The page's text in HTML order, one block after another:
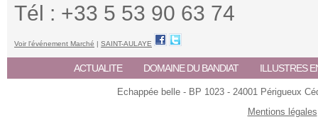
Tél : +33 5 53 90 63 74
Voir l'événement Marché | SAINT-AULAYE
ACTUALITE DOMAINE DU BANDIAT ILLUSTRES
Echappée belle - BP 1023 - 24001 Périgueux
Mentions légales